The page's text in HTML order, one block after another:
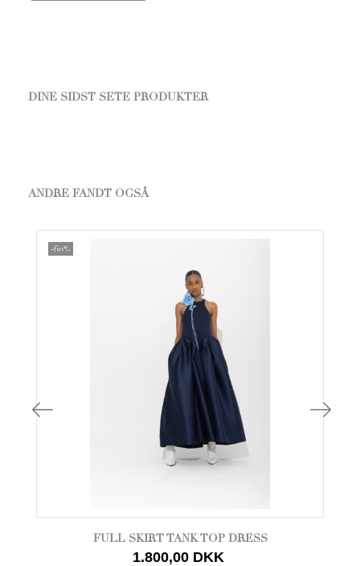
DINE SIDST SETE PRODUKTER
ANDRE FANDT OGSÅ
-60%
FULL SKIRT TANK TOP DRESS
1.800,00 DKK